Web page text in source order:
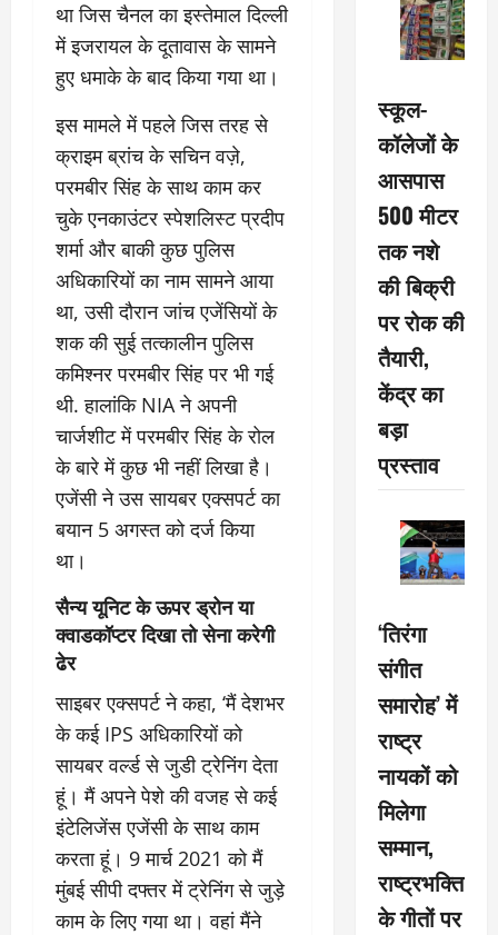
था जिस चैनल का इस्तेमाल दिल्ली
में इजरायल के दूतावास के सामने
हुए धमाके के बाद किया गया था।
इस मामले में पहले जिस तरह से
क्राइम ब्रांच के सचिन वज़े,
परमबीर सिंह के साथ काम कर
चुके एनकाउंटर स्पेशलिस्ट प्रदीप
शर्मा और बाकी कुछ पुलिस
अधिकारियों का नाम सामने आया
था, उसी दौरान जांच एजेंसियों के
शक की सुई तत्कालीन पुलिस
कमिश्नर परमबीर सिंह पर भी गई
थी. हालांकि NIA ने अपनी
चार्जशीट में परमबीर सिंह के रोल
के बारे में कुछ भी नहीं लिखा है।
एजेंसी ने उस सायबर एक्सपर्ट का
बयान 5 अगस्त को दर्ज किया
था।
सैन्य यूनिट के ऊपर ड्रोन या
क्वाडकॉप्टर दिखा तो सेना करेगी
ढेर
साइबर एक्सपर्ट ने कहा, ‘मैं देशभर
के कई IPS अधिकारियों को
सायबर वर्ल्ड से जुडी ट्रेनिंग देता
हूं। मैं अपने पेशे की वजह से कई
इंटेलिजेंस एजेंसी के साथ काम
करता हूं। 9 मार्च 2021 को मैं
मुंबई सीपी दफ्तर में ट्रेनिंग से जुड़े
काम के लिए गया था। वहां मैंने
स्कूल-
कॉलेजों के
आसपास
500 मीटर
तक नशे
की बिक्री
पर रोक की
तैयारी,
केंद्र का
बड़ा
प्रस्ताव
‘तिरंगा
संगीत
समारोह’ में
राष्ट्र
नायकों को
मिलेगा
सम्मान,
राष्ट्रभक्ति
के गीतों पर